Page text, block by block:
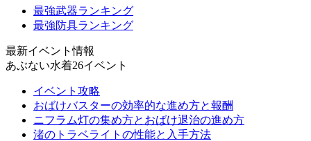
最強武器ランキング
最強防具ランキング
最新イベント情報
あぶない水着26イベント
イベント攻略
おばけバスターの効率的な進め方と報酬
ニフラム灯の集め方とおばけ退治の進め方
渚のトラベライトの性能と入手方法